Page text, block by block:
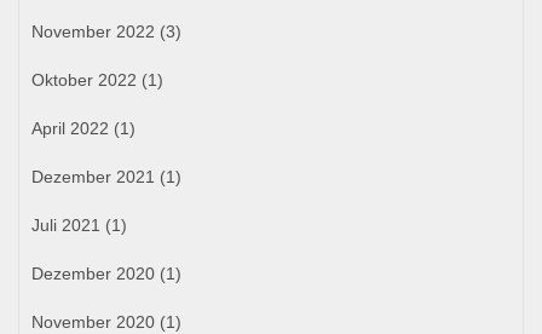
November 2022 (3)
Oktober 2022 (1)
April 2022 (1)
Dezember 2021 (1)
Juli 2021 (1)
Dezember 2020 (1)
November 2020 (1)